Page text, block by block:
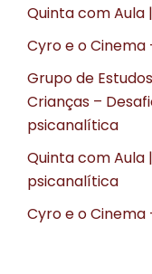
Quinta com Aula
Cyro e o Cinema
Grupo de
Crianças –
psicanalítica
Quinta com Aula
psicanalítica
Cyro e o